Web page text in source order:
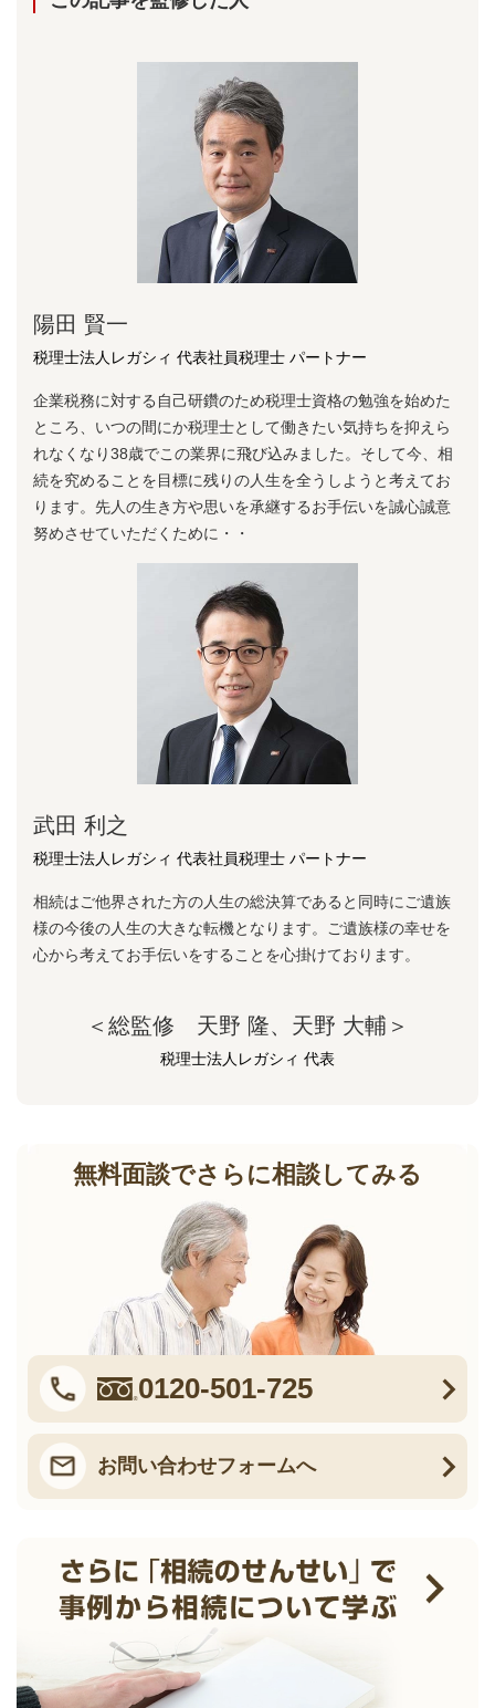
陽⽥ 賢⼀
税理士法人レガシィ 代表社員税理士 パートナー
企業税務に対する⾃⼰研鑽のため税理⼠資格の勉強を始めた
ところ、いつの間にか税理⼠として働きたい気持ちを抑えら
れなくなり38歳でこの業界に⾶び込みました。そして今、相
続を究めることを⽬標に残りの⼈⽣を全うしようと考えてお
ります。先⼈の⽣き⽅や思いを承継するお⼿伝いを誠⼼誠意
努めさせていただくために・・
武田 利之
税理士法人レガシィ 代表社員税理士 パートナー
相続はご他界された方の人生の総決算であると同時にご遺族
様の今後の人生の大きな転機となります。ご遺族様の幸せを
心から考えてお手伝いをすることを心掛けております。
＜総監修 天野 隆、天野 大輔＞
税理士法人レガシィ 代表
無料面談でさらに相談してみる
0120-501-725
お問い合わせフォームへ